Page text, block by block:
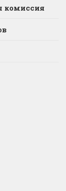
комиссия